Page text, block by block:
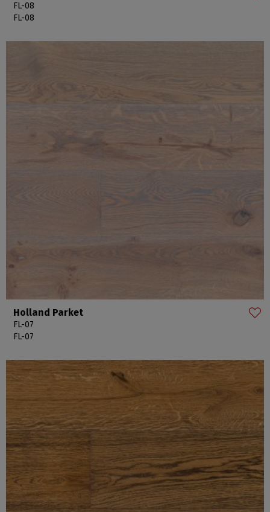
FL-08
FL-08
Holland Parket
FL-07
FL-07